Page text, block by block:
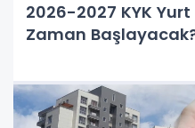
2026-2027 KYK
Zaman